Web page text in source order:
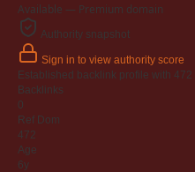
Available — Premium domain
Authority snapshot
Sign in to view authority score
Established backlink profile with 472
Backlinks
0
Ref Dom
472
Age
6y